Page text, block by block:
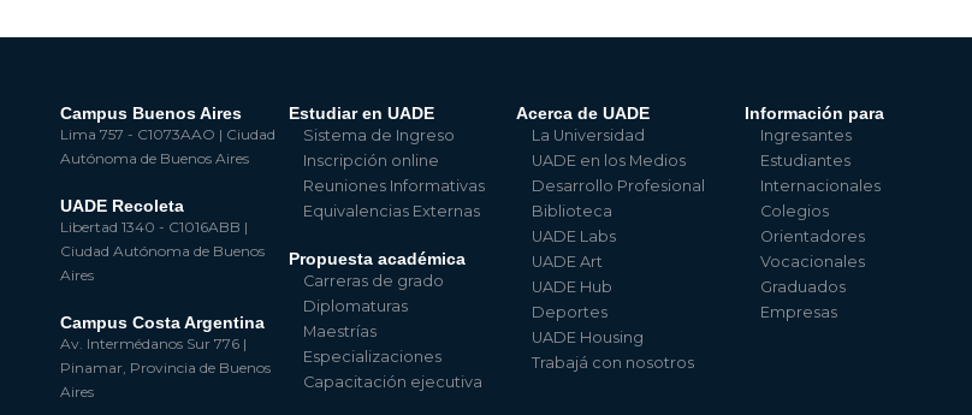
Campus Buenos Aires
Lima 757 - C1073AAO | Ciudad
Autónoma de Buenos Aires
UADE Recoleta
Libertad 1340 - C1016ABB |
Ciudad Autónoma de Buenos
Aires
Campus Costa Argentina
Av. Intermédanos Sur 776 |
Pinamar, Provincia de Buenos
Aires
Estudiar en UADE
Sistema de Ingreso
Inscripción online
Reuniones Informativas
Equivalencias Externas
Propuesta académica
Carreras de grado
Diplomaturas
Maestrías
Especializaciones
Capacitación ejecutiva
Acerca de UADE
La Universidad
UADE en los Medios
Desarrollo Profesional
Biblioteca
UADE Labs
UADE Art
UADE Hub
Deportes
UADE Housing
Trabajá con nosotros
Información para
Ingresantes
Estudiantes
Internacionales
Colegios
Orientadores
Vocacionales
Graduados
Empresas